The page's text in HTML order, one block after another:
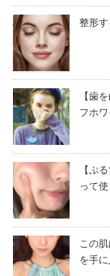
整形
【歯
フホ
【ぷ
って
この
を手